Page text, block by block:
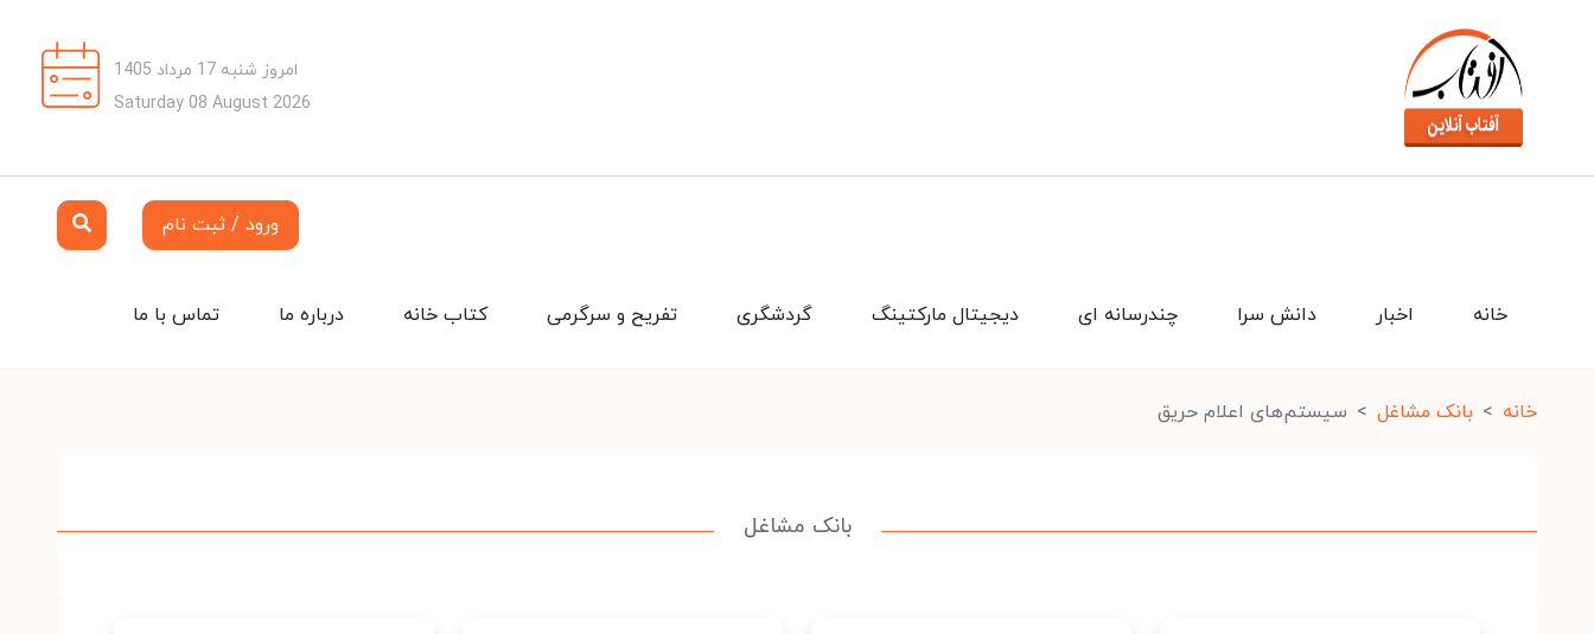
امروز شنبه 17 مرداد 1405
Saturday 08 August 2026
ورود / ثبت نام
تماس با ما درباره ما کتاب خانه تفریح و سرگرمی گردشگری دیجیتال مارکتینگ چندرسانه ای دانش سرا اخبار خانه
خانه بانک مشاغل سیستم‌های اعلام حریق
بانک مشاغل